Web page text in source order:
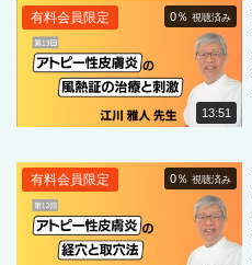
13:51
0％視聴済み
有料会員限定
0％視聴済み
有料会員限定